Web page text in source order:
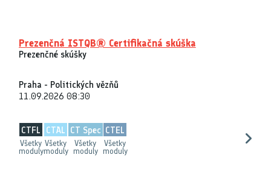
Prezenčná ISTQB® Certifikačná skúška
Prezenčné skúšky
Praha - Politických vězňů
11.09.2026 08:30
CTFL
Všetky
moduly
CTAL
Všetky
moduly
CT Spec
Všetky
moduly
CTEL
Všetky
moduly